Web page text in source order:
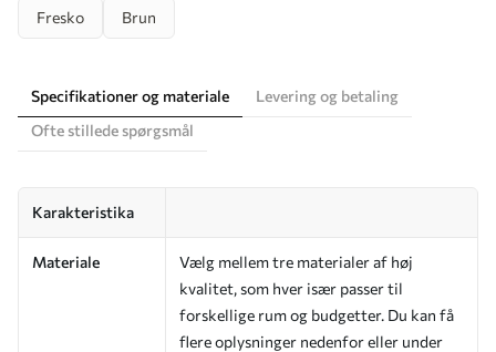
Fresko Brun
Specifikationer og materiale
Levering og betaling
Ofte stillede spørgsmål
Karakteristika
Materiale
Vælg mellem tre materialer af høj
kvalitet, som hver især passer til
forskellige rum og budgetter. Du kan få
flere oplysninger nedenfor eller under